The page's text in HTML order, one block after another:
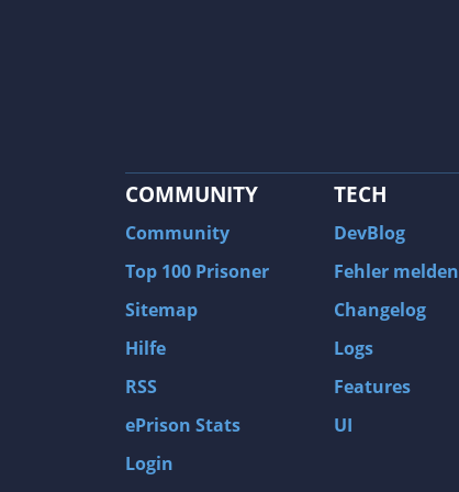
COMMUNITY
Community
Top 100 Prisoner
Sitemap
Hilfe
RSS
ePrison Stats
Login
TECH
DevBlog
Fehler melden
Changelog
Logs
Features
UI